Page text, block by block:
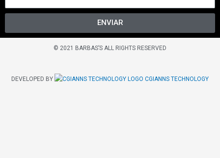
ENVIAR
© 2021 BARBAS’S ALL RIGHTS RESERVED
DEVELOPED BY CGIANNS TECHNOLOGY